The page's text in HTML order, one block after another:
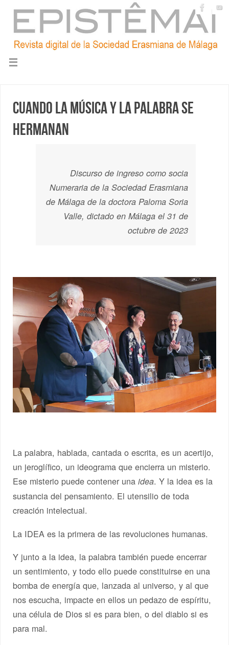
Cuando la música y la palabra se
hermanan
Discurso de ingreso como socia
Numeraria de la Sociedad Erasmiana
de Málaga de la doctora Paloma Soria
Valle, dictado en Málaga el 31 de
octubre de 2023
La palabra, hablada, cantada o escrita, es un acertijo,
un jeroglífico, un ideograma que encierra un misterio.
Ese misterio puede contener unaidea. Y la idea es la
sustancia del pensamiento. El utensilio de toda
creación intelectual.
La IDEA es la primera de las revoluciones humanas.
Y junto a la idea, la palabra también puede encerrar
un sentimiento, y todo ello puede constituirse en una
bomba de energía que, lanzada al universo, y al que
nos escucha, impacte en ellos un pedazo de espíritu,
una célula de Dios si es para bien, o del diablo si es
para mal.